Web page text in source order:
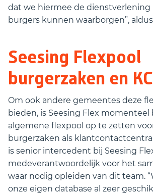
dat we hiermee de dienstverlening
burgers kunnen waarborgen”,
Seesing Flexpool
burgerzaken en
Om ook andere gemeentes deze
bieden, is Seesing Flex momenteel
algemene flexpool op te zetten
burgerzaken als
is senior intercedent bij Seesing
medeverantwoordelijk voor het
waar nodig opleiden van dit team.
onze eigen database al zeer